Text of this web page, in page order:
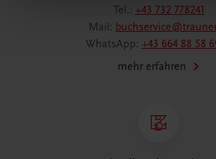
Tel.: +43 732 778241
Mail:
WhatsApp: +43 664 88 58
mehr erfahren